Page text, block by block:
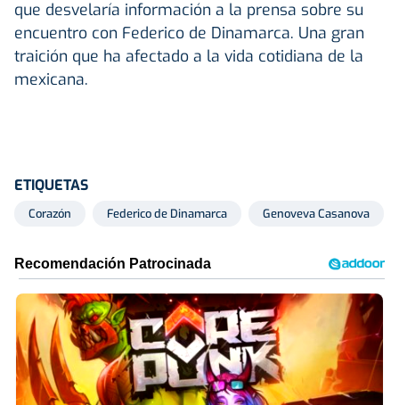
que desvelaría información a la prensa sobre su
encuentro con Federico de Dinamarca. Una gran
traición que ha afectado a la vida cotidiana de la
mexicana.
ETIQUETAS
Corazón Federico de Dinamarca Genoveva Casanova